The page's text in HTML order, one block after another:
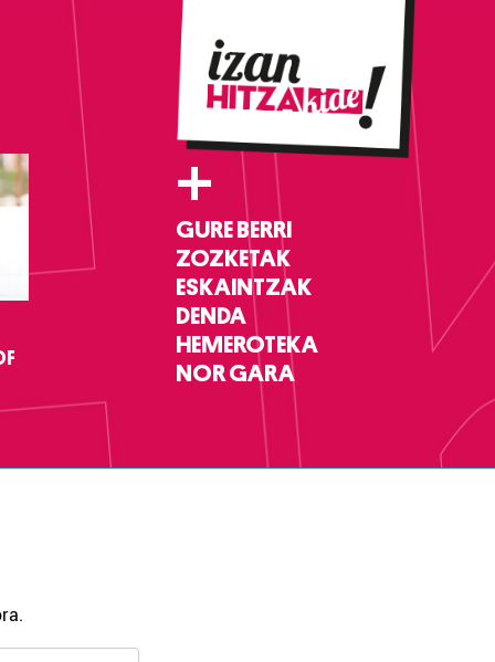
+
GURE BERRI
ZOZKETAK
ESKAINTZAK
DENDA
HEMEROTEKA
NOR GARA